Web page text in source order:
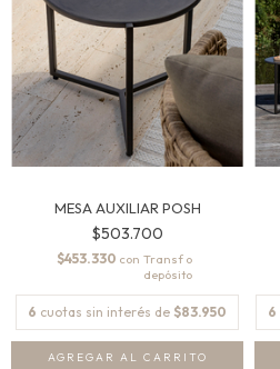
MESA AUXILIAR POSH
$503.700
$453.330 con
6 cuotas sin interés de $83.950 6